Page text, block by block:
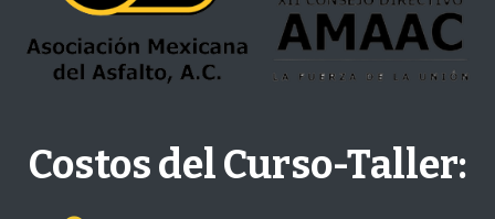
Costos del Curso-Taller: